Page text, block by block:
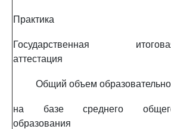
Практика
Государственная
аттестация
Общий объем
на базе среднего
образования